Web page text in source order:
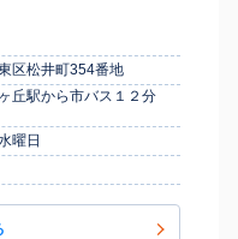
区松井町354番地
丘駅から市バス１２分
曜日